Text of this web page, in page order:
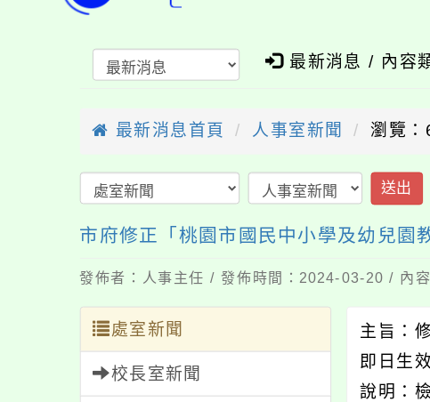
最新消息 / 內容
最新消息首頁 人事室新聞 瀏覽：
送出
市府修正「桃園市國民中小學及幼兒園
發佈者：人事主任 / 發佈時間：2024-03-20 / 內
處室新聞
校長室新聞
主旨：
即日生
說明：